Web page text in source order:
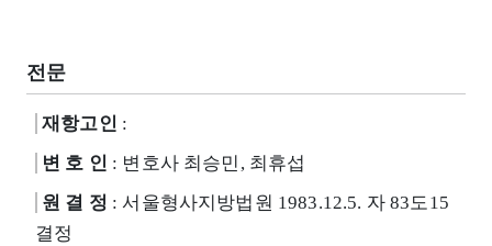
전문
재항고인 :
변 호 인 : 변호사 최승민, 최휴섭
원 결 정 : 서울형사지방법원 1983.12.5. 자 83도15
결정